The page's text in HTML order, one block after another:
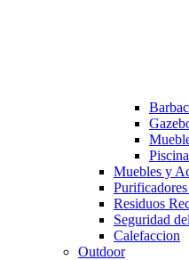
Muebles y
Residuos
Seguridad
Calefaccion
Outdoor